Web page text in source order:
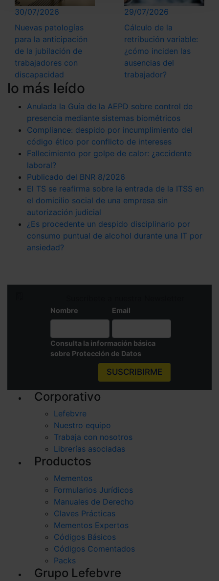
seleccionar solo aquellas que quieras permitir en tu
las que sean indispensables para la navegación.
Saber más acerca de las cookies
30/07/2026
Nuevas patologías
para la anticipación
de la jubilación de
trabajadores con
discapacidad
29/07/2026
Cálculo de la
retribución variable:
¿cómo inciden las
ausencias del
trabajador?
lo más leído
Anulada la Guía de la AEPD sobre control de
presencia mediante sistemas biométricos
Compliance: despido por incumplimiento del
código ético por conflicto de intereses
Fallecimiento por golpe de calor: ¿accidente
laboral?
Publicado del BNR 8/2026
El TS se reafirma sobre la entrada de la ITSS en
el domicilio social de una empresa sin
autorización judicial
¿Es procedente un despido disciplinario por
consumo puntual de alcohol durante una IT por
ansiedad?
Nombre Email
Consulta la información básica
sobre Protección de Datos
SUSCRIBIRME
Corporativo
Lefebvre
Nuestro equipo
Trabaja con nosotros
Librerías asociadas
Productos
Mementos
Formularios Jurídicos
Manuales de Derecho
Claves Prácticas
Mementos Expertos
Códigos Básicos
Códigos Comentados
Packs
Grupo Lefebvre